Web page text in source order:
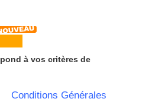
-
à vos critères de
Conditions Générales